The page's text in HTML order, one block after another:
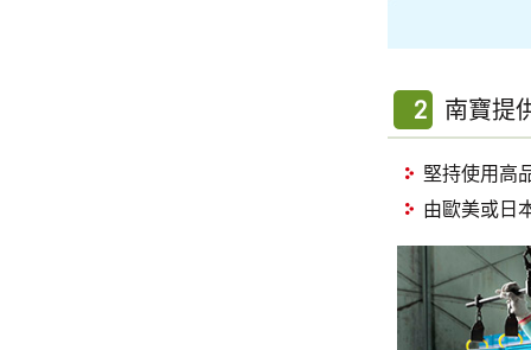
2 南寶提
堅持使用高
由歐美或日